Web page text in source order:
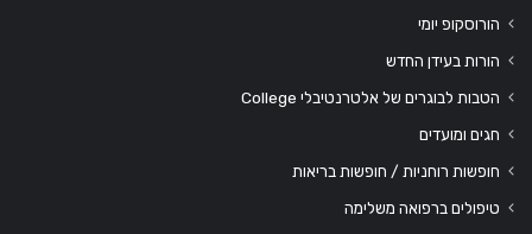
הורוסקופ יומי
הורות בעידן החדש
הטבות לבוגרים של אלטרנטיבלי College
חגים ומועדים
חופשות רוחניות / חופשות בריאות
טיפולים ברפואה משלימה